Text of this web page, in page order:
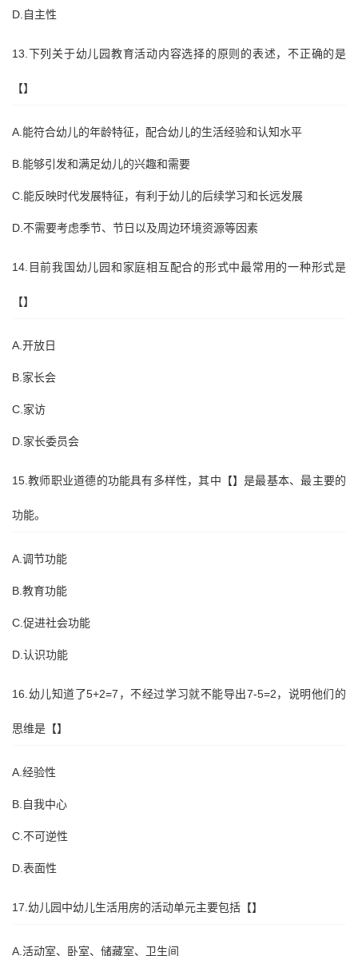
D.自主性
13.下列关于幼儿园教育活动内容选择的原则的表述，不正确的是
【】
A.能符合幼儿的年龄特征，配合幼儿的生活经验和认知水平
B.能够引发和满足幼儿的兴趣和需要
C.能反映时代发展特征，有利于幼儿的后续学习和长远发展
D.不需要考虑季节、节日以及周边环境资源等因素
14.目前我国幼儿园和家庭相互配合的形式中最常用的一种形式是
【】
A.开放日
B.家长会
C.家访
D.家长委员会
15.教师职业道德的功能具有多样性，其中【】是最基本、最主要的
功能。
A.调节功能
B.教育功能
C.促进社会功能
D.认识功能
16.幼儿知道了5+2=7，不经过学习就不能导出7-5=2，说明他们的
思维是【】
A.经验性
B.自我中心
C.不可逆性
D.表面性
17.幼儿园中幼儿生活用房的活动单元主要包括【】
A.活动室、卧室、储藏室、卫生间